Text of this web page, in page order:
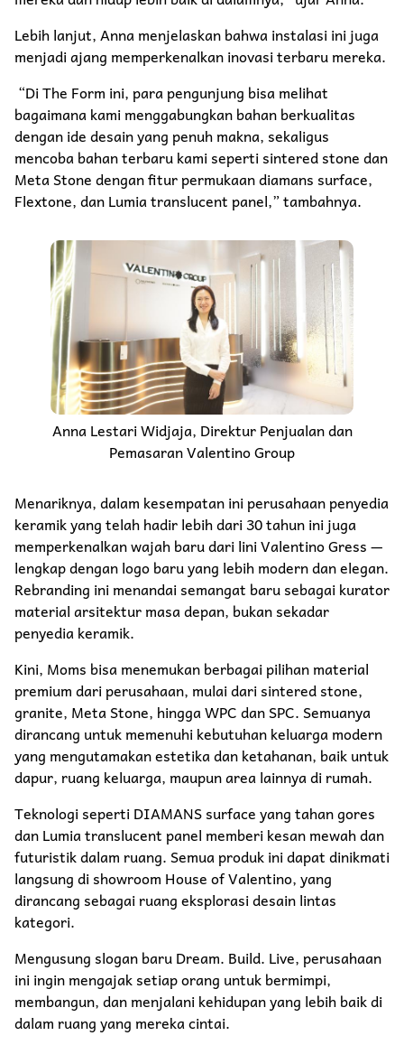
Lebih lanjut, Anna menjelaskan bahwa instalasi ini juga
menjadi ajang memperkenalkan inovasi terbaru mereka.
“Di The Form ini, para pengunjung bisa melihat
bagaimana kami menggabungkan bahan berkualitas
dengan ide desain yang penuh makna, sekaligus
mencoba bahan terbaru kami seperti sintered stone dan
Meta Stone dengan fitur permukaan diamans surface,
Flextone, dan Lumia translucent panel,” tambahnya.
Anna Lestari Widjaja, Direktur Penjualan dan
Pemasaran Valentino Group
Menariknya, dalam kesempatan ini perusahaan penyedia
keramik yang telah hadir lebih dari 30 tahun ini juga
memperkenalkan wajah baru dari lini Valentino Gress —
lengkap dengan logo baru yang lebih modern dan elegan.
Rebranding ini menandai semangat baru sebagai kurator
material arsitektur masa depan, bukan sekadar
penyedia keramik.
Kini, Moms bisa menemukan berbagai pilihan material
premium dari perusahaan, mulai dari sintered stone,
granite, Meta Stone, hingga WPC dan SPC. Semuanya
dirancang untuk memenuhi kebutuhan keluarga modern
yang mengutamakan estetika dan ketahanan, baik untuk
dapur, ruang keluarga, maupun area lainnya di rumah.
Teknologi seperti DIAMANS surface yang tahan gores
dan Lumia translucent panel memberi kesan mewah dan
futuristik dalam ruang. Semua produk ini dapat dinikmati
langsung di showroom House of Valentino, yang
dirancang sebagai ruang eksplorasi desain lintas
kategori.
Mengusung slogan baru Dream. Build. Live, perusahaan
ini ingin mengajak setiap orang untuk bermimpi,
membangun, dan menjalani kehidupan yang lebih baik di
dalam ruang yang mereka cintai.